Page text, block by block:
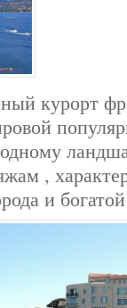
ВОКРУГ
курорт
,
и